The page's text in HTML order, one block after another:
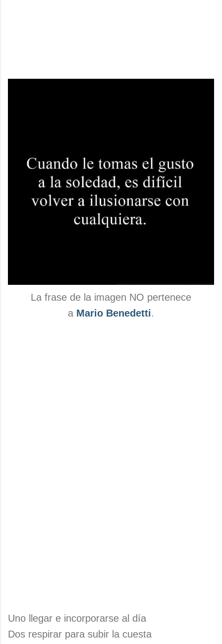
La frase de la imagen NO pertenece
a Mario Benedetti.
Uno llegar e incorporarse al día
Dos respirar para subir la cuesta